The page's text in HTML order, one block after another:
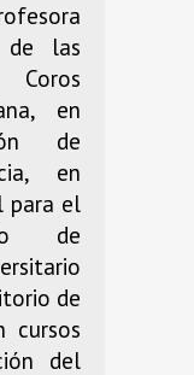
de las
en
de
en
para el
de
de
cursos
del